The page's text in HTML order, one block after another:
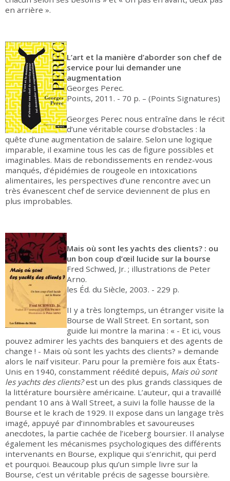
en arrière ».
L’art et la manière d’aborder son chef de
service pour lui demander une
augmentation
Georges Perec.
Points, 2011. - 70 p. – (Points Signatures)
Georges Perec nous entraîne dans le récit
d’une véritable course d’obstacles : la
quête d’une augmentation de salaire. Selon une logique
imparable, il examine tous les cas de figure possibles et
imaginables. Mais de rebondissements en rendez-vous
manqués, d’épidémies de rougeole en intoxications
alimentaires, les perspectives d’une rencontre avec un
très évanescent chef de service deviennent de plus en
plus improbables.
Mais où sont les yachts des clients? : ou
un bon coup d’œil lucide sur la bourse
Fred Schwed, Jr. ; illustrations de Peter
Arno.
les Éd. du Siècle, 2003. - 229 p.
II y a très longtemps, un étranger visite la
Bourse de Wall Street. En sortant, son
guide lui montre la marina : « - Et ici, vous
pouvez admirer les yachts des banquiers et des agents de
change ! - Mais où sont les yachts des clients? » demande
alors le naïf visiteur. Paru pour la première fois aux États-
Unis en 1940, constamment réédité depuis, Mais où sont
les yachts des clients?est un des plus grands classiques de
la littérature boursière américaine. L’auteur, qui a travaillé
pendant 10 ans à Wall Street, a suivi la folle hausse de la
Bourse et le krach de 1929. II expose dans un langage très
imagé, appuyé par d’innombrables et savoureuses
anecdotes, la partie cachée de l’iceberg boursier. Il analyse
également les mécanismes psychologiques des différents
intervenants en Bourse, explique qui s’enrichit, qui perd
et pourquoi. Beaucoup plus qu’un simple livre sur la
Bourse, c’est un véritable précis de sagesse boursière.